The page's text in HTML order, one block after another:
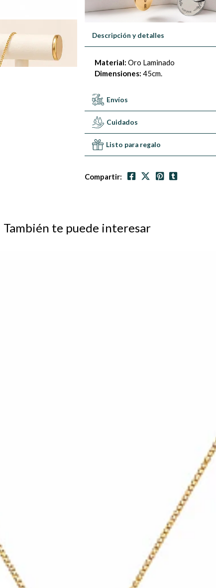
Descripción y detalles
Material: Oro Laminado
Dimensiones: 45cm.
Envíos
Cuidados
Listo para regalo
Compartir:
También te puede interesar